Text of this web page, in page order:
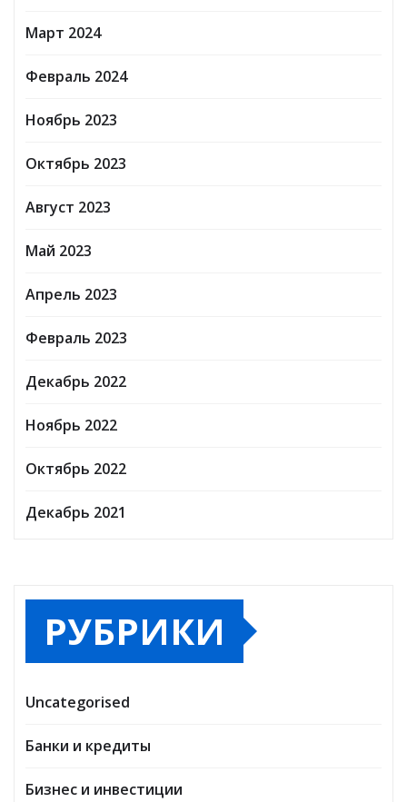
Март 2024
Февраль 2024
Ноябрь 2023
Октябрь 2023
Август 2023
Май 2023
Апрель 2023
Февраль 2023
Декабрь 2022
Ноябрь 2022
Октябрь 2022
Декабрь 2021
РУБРИКИ
Uncategorised
Банки и кредиты
Бизнес и инвестиции